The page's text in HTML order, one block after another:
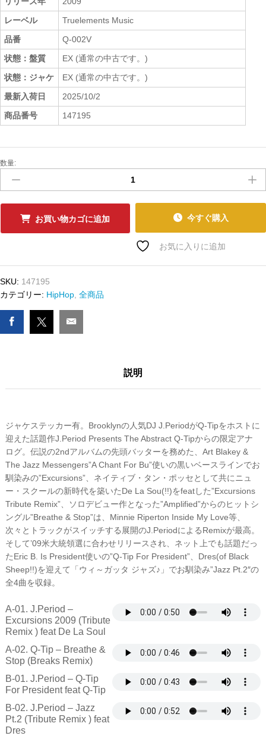
レーベル
Truelements Music
品番
Q-002V
状態：盤質
EX (通常の中古です。)
状態：ジャケ
EX (通常の中古です。)
最新入荷日
2025/10/2
商品番号
147195
中
ﾚ
ｺ
ﾄﾞ
Tip
-
The
Abstract
Best
V.1
数量:
お買い物カゴに追加 今すぐ購入
お気に入りに追加
SKU: 147195
カテゴリー: HipHop 全商品
説明
ジャケステッカー有。Brooklynの人気DJ J.PeriodがQ-Tipをホストに
迎えた話題作J.Period Presents The Abstract Q-Tipからの限定アナ
ログ。伝説の2ndアルバムの先頭バッターを務めた、Art Blakey &
The Jazz Messengers”A Chant For Bu”使いの黒いベースラインでお
馴染みの”Excursions”、ネイティブ・タン・ポッセとして共にニュ
ー・スクールの新時代を築いたDe La Sou(!!)をfeatした”Excursions
Tribute Remix”、ソロデビュー作となった”Amplified”からのヒットシ
ングル”Breathe & Stop”は、Minnie Riperton Inside My Love等、
次々とトラックがスイッチする展開のJ.PeriodによるRemixが最高。
そして’09米大統領選に合わせリリースされ、ネット上でも話題だっ
たEric B. Is President使いの”Q-Tip For President”、Dres(of Black
Sheep!!)を迎えて「ウィ～ガッタ ジャズ♪」でお馴染み”Jazz Pt.2″の
全4曲を収録。
A-01. J.Period –
Excursions 2009 (Tribute
Remix ) feat De La Soul
A-02. Q-Tip – Breathe &
Stop (Breaks Remix)
B-01. J.Period – Q-Tip
For President feat Q-Tip
B-02. J.Period – Jazz
Pt.2 (Tribute Remix ) feat
Dres